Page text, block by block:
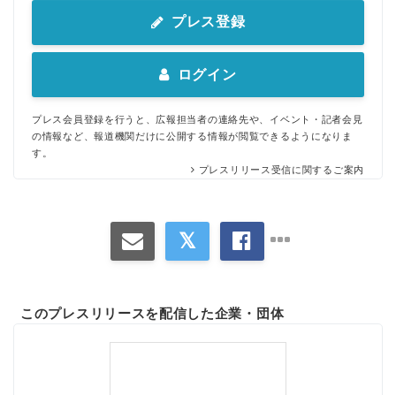
プレス登録
ログイン
プレス会員登録を行うと、広報担当者の連絡先や、イベント・記者会見
の情報など、報道機関だけに公開する情報が閲覧できるようになりま
す。
プレスリリース受信に関するご案内
このプレスリリースを配信した企業・団体